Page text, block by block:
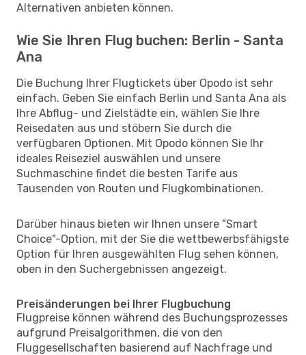
Alternativen anbieten können.
Wie Sie Ihren Flug buchen: Berlin - Santa
Ana
Die Buchung Ihrer Flugtickets über Opodo ist sehr
einfach. Geben Sie einfach Berlin und Santa Ana als
Ihre Abflug- und Zielstädte ein, wählen Sie Ihre
Reisedaten aus und stöbern Sie durch die
verfügbaren Optionen. Mit Opodo können Sie Ihr
ideales Reiseziel auswählen und unsere
Suchmaschine findet die besten Tarife aus
Tausenden von Routen und Flugkombinationen.
Darüber hinaus bieten wir Ihnen unsere "Smart
Choice"-Option, mit der Sie die wettbewerbsfähigste
Option für Ihren ausgewählten Flug sehen können,
oben in den Suchergebnissen angezeigt.
Preisänderungen bei Ihrer Flugbuchung
Flugpreise können während des Buchungsprozesses
aufgrund Preisalgorithmen, die von den
Fluggesellschaften basierend auf Nachfrage und